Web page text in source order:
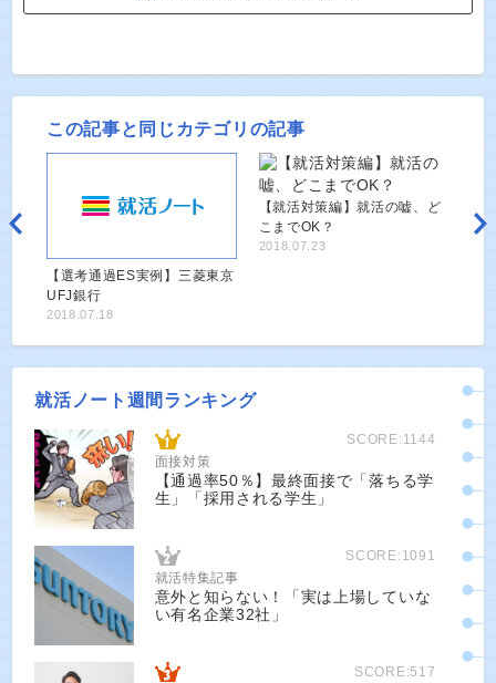
この記事と同じカテゴリの記事
【選考通過ES実例】三菱東京
UFJ銀行
2018.07.18
【就活対策編】就活の嘘、ど
こまでOK？
2018.07.23
就活ノート週間ランキング
SCORE:1144
面接対策
【通過率50％】最終面接で「落ちる学
生」「採用される学生」
SCORE:1091
就活特集記事
意外と知らない！「実は上場していな
い有名企業32社」
SCORE:517